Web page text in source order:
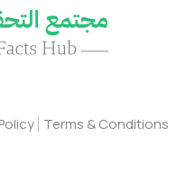
Terms & Conditions